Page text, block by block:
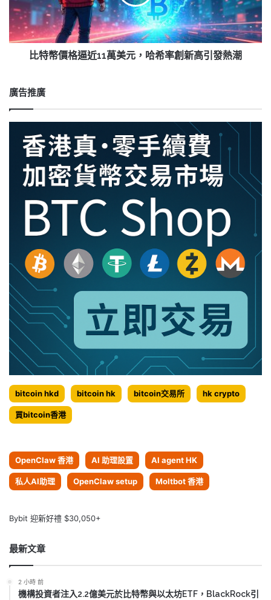
投
資
者
熱
逼
近
11
萬
希
比特幣價格逼近11萬美元，哈希率創新高引發熱潮
廣告推廣
bitcoin hkd bitcoin hk bitcoin交易所 hk crypto
買bitcoin香港
OpenClaw 香港 AI 助理設置 AI agent HK
私人AI助理 OpenClaw setup Moltbot 香港
Bybit 迎新好禮 $30,050+
最新文章
2 小時 前
機構投資者注入2.2億美元於比特幣與以太坊ETF，BlackRock引